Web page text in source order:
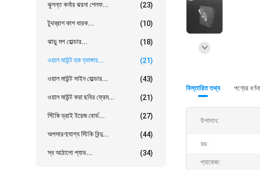
ঝুলন্ত কর্নার ঝরনা শেলফ... (23)
টুথব্রাশ কাপ ধারক... (10)
ঝাড়ু মপ হোল্ডার... (18)
ওয়াল মাউন্ট হুক হ্যাঙ্গার... (21)
ওয়াল মাউন্ট সাইন হোল্ডার... (43)
ওয়াল মাউন্ট করা ছবির ফ্রেম... (21)
স্টিকি ড্রাই ইরেজ বোর্ড... (27)
অপসারণযোগ্য স্টিকি বিন্দু... (44)
স্ব আঠালো প্যাড... (34)
বিস্তারিত তথ্য পণ্যের বর্ণনা
উপাদান:
রঙ:
প্যাকেজ: